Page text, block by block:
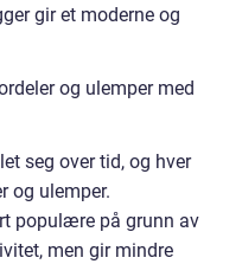
gir et moderne og
og ulemper med
seg over tid, og hver
og ulemper.
populære på grunn av
men gir mindre